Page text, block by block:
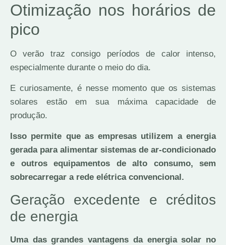
Otimização nos horários de
pico
O verão traz consigo períodos de calor intenso,
especialmente durante o meio do dia.
E curiosamente, é nesse momento que os sistemas
solares estão em sua máxima capacidade de
produção.
Isso permite que as empresas utilizem a energia
gerada para alimentar sistemas de ar-condicionado
e outros equipamentos de alto consumo, sem
sobrecarregar a rede elétrica convencional.
Geração excedente e créditos
de energia
Uma das grandes vantagens da energia solar no